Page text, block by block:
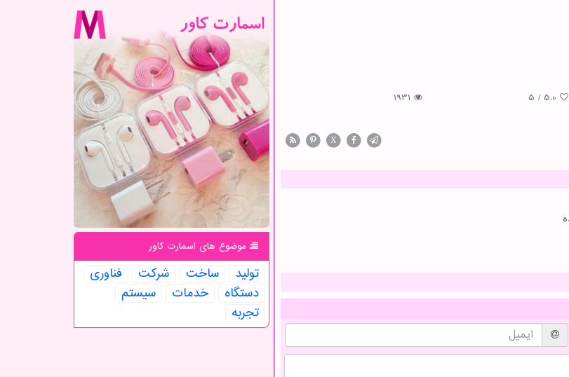
5.0
/
5
1931
X
موضوع های اسمارت كاور
تولید ساخت شركت
فناوری
دستگاه
خدمات
سیستم
تجربه